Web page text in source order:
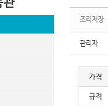
조리저장
관리자
가격
규격